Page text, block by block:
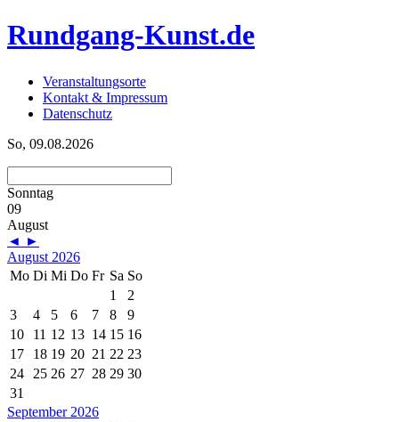
Rundgang-Kunst.de
Veranstaltungsorte
Kontakt & Impressum
Datenschutz
So, 09.08.2026
Sonntag
09
August
◄ ►
August 2026
Mo Di Mi Do Fr Sa So
1
2
3
4 5 6 7 8
9
10
11 12 13 14 15 16
17
18 19 20 21 22 23
24 25 26 27 28 29 30
31
September 2026